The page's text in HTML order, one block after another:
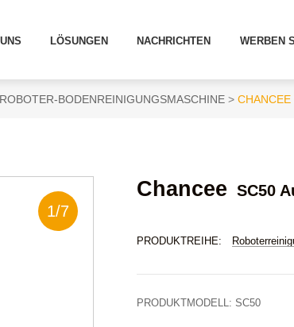
LÖSUNGEN NACHRICHTEN WERBEN
ROBOTER-BODENREINIGUNGSMASCHINE
1/7
Chancee SC50
PRODUKTREIHE:
PRODUKTMODELL:SC50